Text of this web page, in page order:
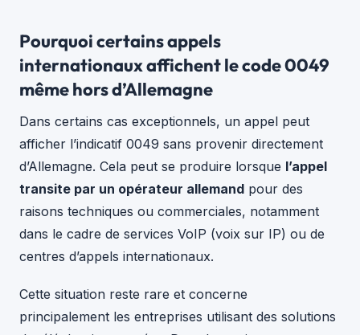
Pourquoi certains appels
internationaux affichent le code 0049
même hors d’Allemagne
Dans certains cas exceptionnels, un appel peut
afficher l’indicatif 0049 sans provenir directement
d’Allemagne. Cela peut se produire lorsque l’appel
transite par un opérateur allemand pour des
raisons techniques ou commerciales, notamment
dans le cadre de services VoIP (voix sur IP) ou de
centres d’appels internationaux.
Cette situation reste rare et concerne
principalement les entreprises utilisant des solutions